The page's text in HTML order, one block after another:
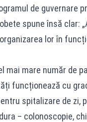
de guvernare
spune însă clar:
lor în
mai mare număr de
funcționează cu
spitalizare de zi,
– colonoscopie,